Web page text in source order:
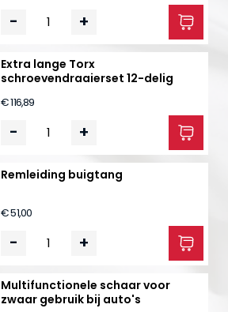
- +
Extra lange Torx
schroevendraaierset 12-delig
€ 116,89
- +
Remleiding buigtang
€ 51,00
- +
Multifunctionele schaar voor
zwaar gebruik bij auto's